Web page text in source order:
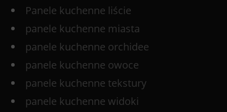
Panele kuchenne liście
panele kuchenne miasta
panele kuchenne orchidee
panele kuchenne owoce
panele kuchenne tekstury
panele kuchenne widoki